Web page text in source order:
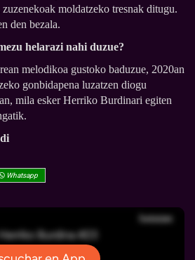
moldatzeko tresnak ditugu.
den bezala.
helarazi nahi duzue?
melodikoa gustoko baduzue, 2020an
gonbidapena luzatzen diogu
mila esker Herriko Burdinari egiten
Whatsapp